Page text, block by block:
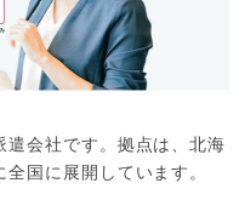
会社です。拠点は、北海
国に展開しています。